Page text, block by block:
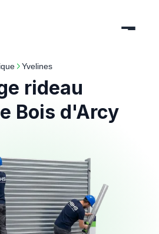
yvelines
rideau
Bois d'Arcy